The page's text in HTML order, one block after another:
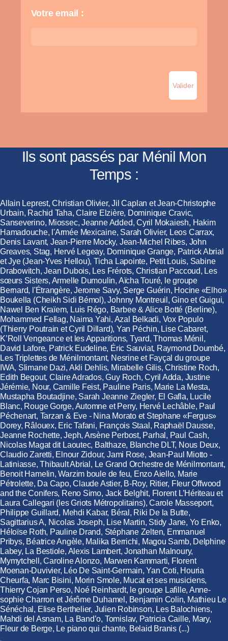
Votre email :
Ils sont passés par Ménil Mon
Temps :
Allain Leprest, Christian Olivier, Jil Caplan et Jean-Christophe
Urbain, Rachid Taha, Claire Elzière, Dominique Cravic,
Sanseverino, Miossec, Jeanne Added, Cyril Mokaiesh, Hakim
Hamadouche, l'Armée Mexicaine, Sarah Olivier, Leos Carrax,
Denis Lavant, Jean-Pierre Mocky, Jean-Michel Ribes, John
Greaves, Stag, Hervé Legeay, Dominique Grange, Patrick Abrial
et Jye (Jean-Yves Hellou), Ticha Lapointe, Petit Louis, Sabine
Drabowitch, Jean Dubois, Les Frérots, Christian Paccoud, Les
sœurs Sisters, Armelle Dumoulin, Aïcha Touré, le groupe
Bernard, l'Étrangère, Jerome Savy, Serge Guérin, Hocine «Elho»
Boukella (Cheikh Sidi Bémol), Johnny Montreuil, Gino et Guigui,
Nawel Ben Kraïem, Luis Régo, Barbee & Alice Botté (Berline),
Mohammed Fellag, Naima Yahi, Azal Belkadi, Vox Populo
(Thierry Poutrain et Cyril Dillard), Yan Péchin, Lise Cabaret,
K’Roll Vengeance et les Apparitions, Tyard, Thomas Ménil,
David Lafore, Patrick Eudeline, Éric Sauviat, Raymond Doumbé,
Les Triplettes de Ménilmontant, Nesrine et Fayçal du groupe
IWA, Slimane Dazi, Akli Dehlis, Mirabelle Gilis, Christine Roch,
Edith Begout, Claire Adrados, Guy Roch, Cyril Adda, Justine
Jérémie, Nour, Camille Feist, Pauline Paris, Marie La Mesta,
Mustapha Boutadjine, Sarah Jeanne Ziegler, El Gafla, Lucile
Blanc, Rouge Gorge, Automne et Perry, Hervé Lechâble, Paul
Péchenart, Tarzan & Eve - Nina Morato et Stephane «Fergus»
Dorey, Râlouex, Eric Tafani, François Staal, Raphaël Dausse,
Jeanne Rochette, Jeph, Arsène Perbost, Parhal, Paul Cash,
Nicolas Magat dit Laoutec, Balthaze, Blanche DLT, Nous Deux,
Claudio Zaretti, Elnour Zidour, Jami Rose, Jean-Paul Miotto -
Latiniasse, Thibault Abrial, Le Grand Orchestre de Ménilmontant,
Benoit Hamelin, Warzim boule de feu, Enzo Aiello, Marie
Pétrolette, Da Capo, Claude Astier, B-Roy, Ritier, Fleur Offwood
and the Conifers, Reno Simo, Jack Belghit, Florent L’Hériteau et
Laura Callegari (les Griots Métropolitains), Carole Masseport,
Philippe Guillard, Mehdi Kabar, Béral, Riki De la Butte,
Sagittarius A, Nicolas Joseph, Lise Martin, Stidy Jane, Yo Enko,
Héloïse Roth, Pauline Drand, Stéphane Zelten, Emmanuel
Pribys, Béatrice Angèle, Malika Berrichi, Magou Samb, Delphine
Labey, La Bestiole, Alexis Lambert, Jonathan Malnoury,
Mymytchell, Caroline Alonzo, Marwen Kammarti, Florent
Moenan-Duvivier, Léo De Saint-Germain, Yan Coti, Houria
Cheurfa, Marc Bisini, Morin Smole, Mucat et ses musiciens,
Thierry Cojan Perso, Noé Reinhardt, le groupe Lafille, Anne-
sophie Charron et Jérôme Duhamel, Benjamin Colin, Mathieu Le
Sénéchal, Elise Berthelier, Julien Robinson, Les Balochiens,
Mahdi del Asnam, La Band’o, Tomislav, Patricia Caille, Mary,
Fleur de Berge, Le piano qui chante, Belaid Branis (...)